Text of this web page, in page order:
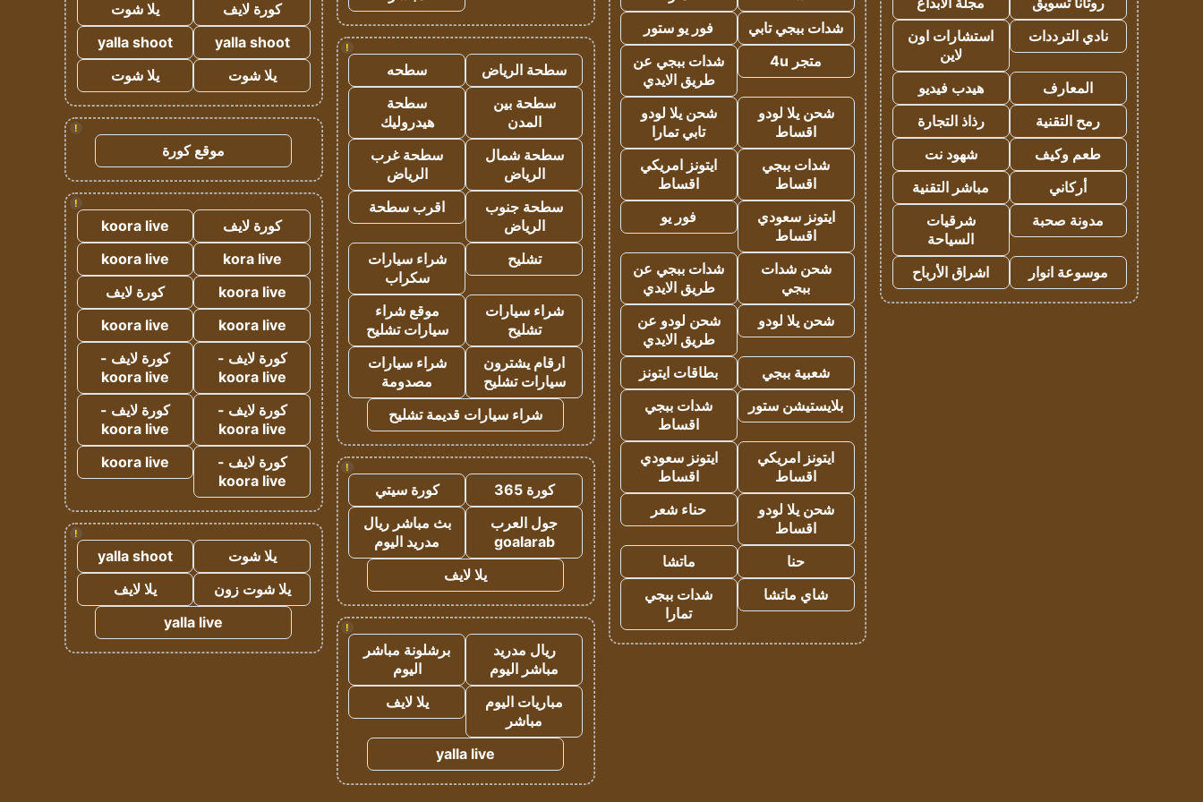
نادي الترددات
استشارات اون
لاين
المعارف
هيدب فيديو
رمح التقنية
رذاذ التجارة
طعم وكيف
شهود نت
أركاني
مباشر التقنية
مدونة صحبة
شرقيات
السياحة
موسوعة انوار
اشراق الأرباح
شدات ببجي تابي
فور يو ستور
متجر 4u
شدات ببجي عن
طريق الايدي
شحن يلا لودو
اقساط
شحن يلا لودو
تابي تمارا
شدات ببجي
اقساط
ايتونز امريكي
اقساط
ايتونز سعودي
اقساط
فور يو
شحن شدات
ببجي
شدات ببجي عن
طريق الايدي
شحن يلا لودو
شحن لودو عن
طريق الايدي
شعبية ببجي
بطاقات ايتونز
بلايستيشن ستور
شدات ببجي
اقساط
ايتونز امريكي
اقساط
ايتونز سعودي
اقساط
شحن يلا لودو
اقساط
حناء شعر
حنا
ماتشا
شاي ماتشا
شدات ببجي
تمارا
!
سطحة الرياض
سطحه
سطحة بين
المدن
سطحة
هيدروليك
سطحة شمال
الرياض
سطحة غرب
الرياض
سطحة جنوب
الرياض
اقرب سطحة
تشليح
شراء سيارات
سكراب
شراء سيارات
تشليح
موقع شراء
سيارات تشليح
ارقام يشترون
سيارات تشليح
شراء سيارات
مصدومة
شراء سيارات قديمة تشليح
!
كورة 365
كورة سيتي
جول العرب
goalarab
بث مباشر ريال
مدريد اليوم
يلا لايف
!
ريال مدريد
مباشر اليوم
برشلونة مباشر
اليوم
مباريات اليوم
مباشر
يلا لايف
yalla live
كورة لايف
يلا شوت
yalla shoot
yalla shoot
يلا شوت
يلا شوت
!
موقع كورة
!
كورة لايف
koora live
kora live
koora live
koora live
كورة لايف
koora live
koora live
كورة لايف -
koora live
كورة لايف -
koora live
كورة لايف -
koora live
كورة لايف -
koora live
كورة لايف -
koora live
koora live
!
يلا شوت
yalla shoot
يلا شوت زون
يلا لايف
yalla live